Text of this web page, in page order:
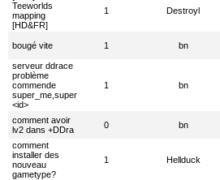
Teeworlds
mapping
[HD&FR]
1 Destroyl
bougé vite 1 bn
serveur ddrace
problème
commende
super_me,super
<id>
1 bn
comment avoir
lv2 dans +DDra
0 bn
comment
installer des
nouveau
gametype?
1 Hellduck